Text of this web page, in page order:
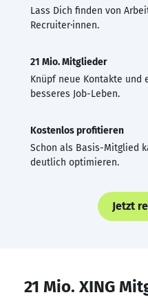
Lass Dich finden von
Recruiter·innen.
21 Mio. Mitglieder
Knüpf neue Kontakte und
besseres Job-Leben.
Kostenlos profitieren
Schon als Basis-Mitglied
deutlich optimieren.
Jetzt
21 Mio. XING